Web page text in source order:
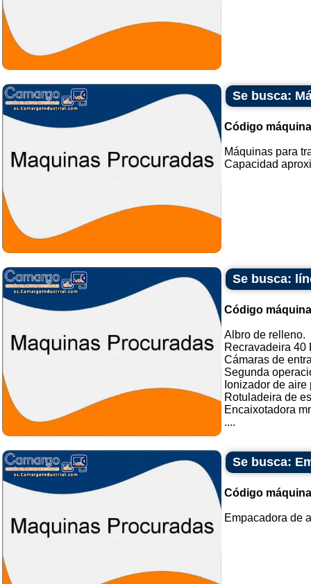
Se busca:
Código
Máquinas para
Capacidad
Se busca:
Código
Albro de relleno.
Recravadeira 40
Cámaras de
Segunda
Ionizador de
Rotuladeira de
Encaixotadora
....
Se busca:
Código
Empacadora de